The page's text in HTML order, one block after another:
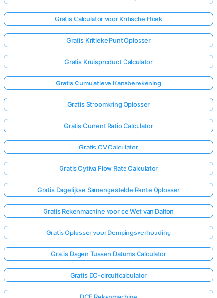
Log
hier
in!
Gratis Calculator voor Kritische Hoek
Gratis Kritieke Punt Oplosser
Gratis Kruisproduct Calculator
Gratis Cumulatieve Kansberekening
Gratis Stroomkring Oplosser
Gratis Current Ratio Calculator
Gratis CV Calculator
Gratis Cytiva Flow Rate Calculator
Gratis Dagelijkse Samengestelde Rente Oplosser
Gratis Rekenmachine voor de Wet van Dalton
Gratis Oplosser voor Dempingsverhouding
Gratis Dagen Tussen Datums Calculator
Gratis DC-circuitcalculator